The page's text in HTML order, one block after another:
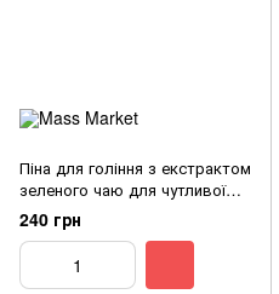
Піна для гоління з екстрактом
зеленого чаю для чутливої
шкіри Proraso Shaving foam
300ml
240 грн